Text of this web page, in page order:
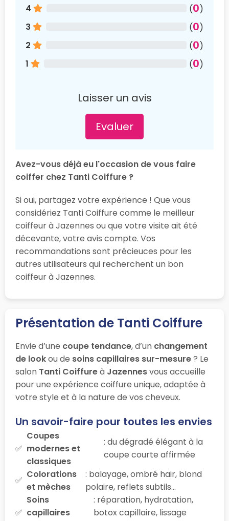
4
(0)
3
(0)
2
(0)
1
(0)
Laisser un avis
Evaluer
Avez-vous déjà eu l'occasion de vous faire
coiffer chez Tanti Coiffure ?
Si oui, partagez votre expérience ! Que vous
considériez Tanti Coiffure comme le meilleur
coiffeur à Jazennes ou que votre visite ait été
décevante, votre avis compte. Vos
recommandations sont précieuces pour les
autres utilisateurs qui recherchent un bon
coiffeur à Jazennes.
Présentation de Tanti Coiffure
Envie d’une coupe tendance, d’un changement
de lookou de soins capillaires sur-mesure? Le
salon Tanti Coiffureà Jazennesvous accueille
pour une expérience coiffure unique, adaptée à
votre style et à la nature de vos cheveux.
Un savoir-faire pour toutes les envies
Coupes
modernes et
classiques
: du dégradé élégant à la
coupe courte affirmée
Colorations
et mèches
: balayage, ombré hair, blond
polaire, reflets subtils…
Soins
capillaires
: réparation, hydratation,
botox capillaire, lissage